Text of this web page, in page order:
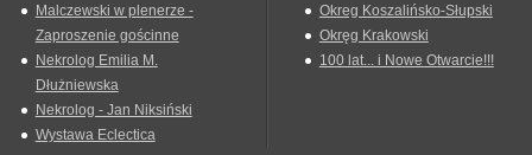
Malczewski w plenerze -
Zaproszenie gościnne
Nekrolog Emilia M.
Dłużniewska
Nekrolog - Jan Niksiński
Wystawa Eclectica
Okreg Koszalińsko-Słupski
Okręg Krakowski
100 lat... i Nowe Otwarcie!!!